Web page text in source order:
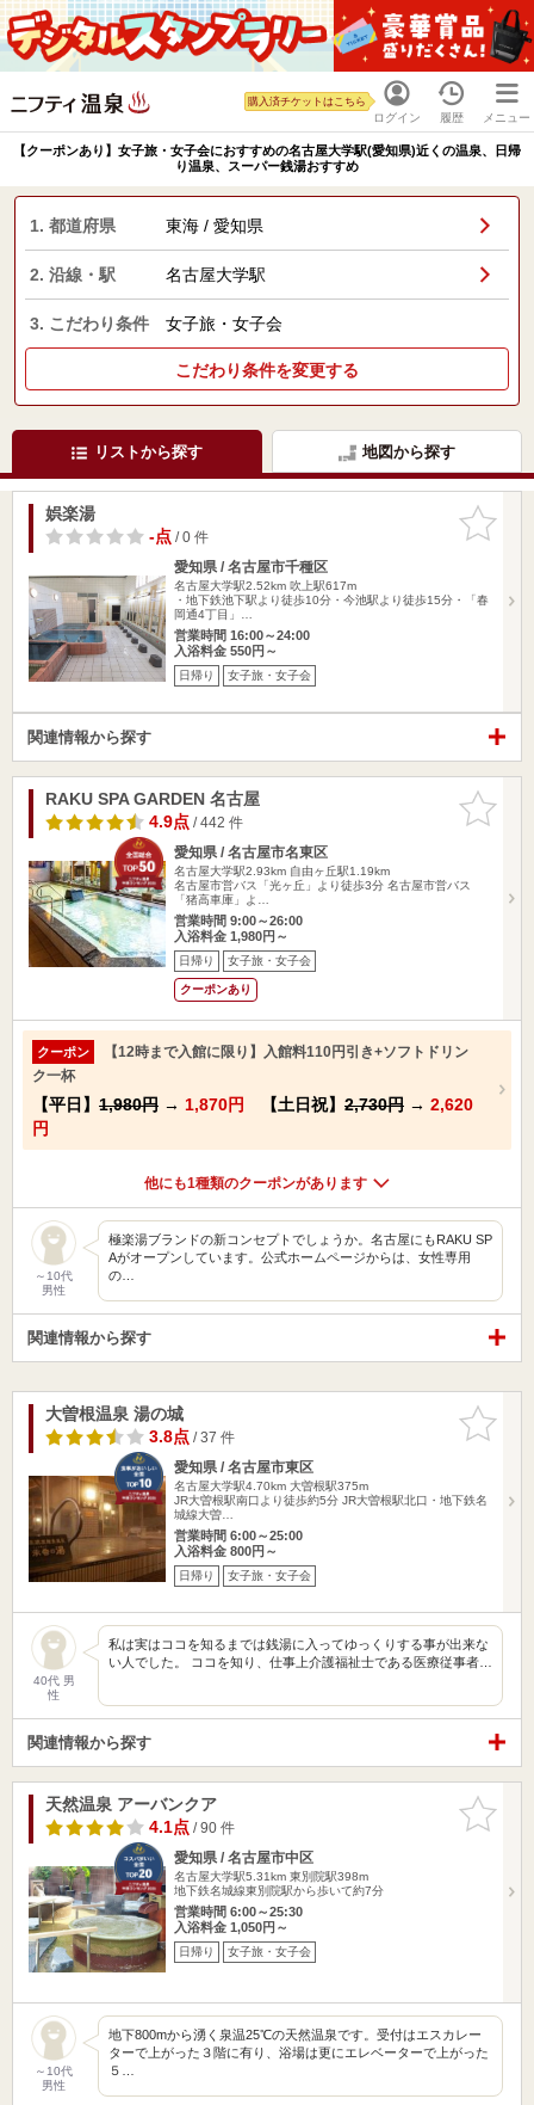
ログイン
購入済チケットはこちら
履歴 メニュー
【クーポンあり】女子旅・女子会におすすめの名古屋大学駅(愛知県)近くの温泉、日帰
り温泉、スーパー銭湯おすすめ
1. 都道府県 東海 / 愛知県
2. 沿線・駅 名古屋大学駅
3. こだわり条件 女子旅・女子会
こだわり条件を変更する
リストから探す 地図から探す
お気に入
りに追加
娯楽湯
-点/ 0 件
愛知県 / 名古屋市千種区
名古屋大学駅2.52km 吹上駅617m
・地下鉄池下駅より徒歩10分・今池駅より徒歩15分・「春
岡通4丁目」…
営業時間 16:00～24:00
入浴料金 550円～
日帰り 女子旅・女子会
関連情報から探す
お気に入
りに追加
RAKU SPA GARDEN 名古屋
4.9点/ 442 件
愛知県 / 名古屋市名東区
名古屋大学駅2.93km 自由ヶ丘駅1.19km
名古屋市営バス「光ヶ丘」より徒歩3分 名古屋市営バス
「猪高車庫」よ…
営業時間 9:00～26:00
入浴料金 1,980円～
日帰り 女子旅・女子会
クーポンあり
クーポン
【12時まで入館に限り】入館料110円引き+ソフトドリン
ク一杯
【平日】 1,980円 → 1,870円 【土日祝】 2,730円 → 2,620
円
他にも1種類のクーポンがあります
～10代
男性
極楽湯ブランドの新コンセプトでしょうか。名古屋にもRAKU SP
Aがオープンしています。公式ホームページからは、女性専用
の…
関連情報から探す
お気に入
りに追加
大曽根温泉 湯の城
3.8点/ 37 件
愛知県 / 名古屋市東区
名古屋大学駅4.70km 大曽根駅375m
JR大曽根駅南口より徒歩約5分 JR大曽根駅北口・地下鉄名
城線大曽…
営業時間 6:00～25:00
入浴料金 800円～
日帰り 女子旅・女子会
40代 男
性
私は実はココを知るまでは銭湯に入ってゆっくりする事が出来な
い人でした。 ココを知り、仕事上介護福祉士である医療従事者…
関連情報から探す
お気に入
りに追加
天然温泉 アーバンクア
4.1点/ 90 件
愛知県 / 名古屋市中区
名古屋大学駅5.31km 東別院駅398m
地下鉄名城線東別院駅から歩いて約7分
営業時間 6:00～25:30
入浴料金 1,050円～
日帰り 女子旅・女子会
～10代
男性
地下800mから湧く泉温25℃の天然温泉です。受付はエスカレー
ターで上がった３階に有り、浴場は更にエレベーターで上がった
５…